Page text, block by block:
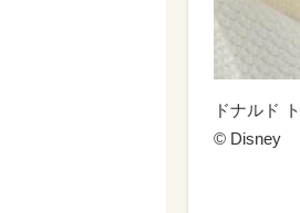
ドナルド
© Disney